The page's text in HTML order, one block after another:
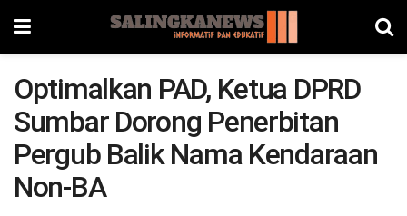
Optimalkan PAD, Ketua DPRD
Sumbar Dorong Penerbitan
Pergub Balik Nama Kendaraan
Non-BA